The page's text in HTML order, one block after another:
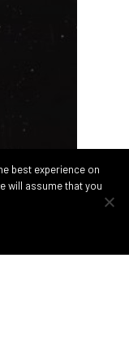
best experience on
will assume that you